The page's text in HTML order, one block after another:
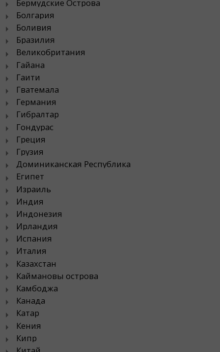
Бермудские Острова
Болгария
Боливия
Бразилия
Великобритания
Гайана
Гаити
Гватемала
Германия
Гибралтар
Гондурас
Греция
Грузия
Доминиканская Республика
Египет
Израиль
Индия
Индонезия
Ирландия
Испания
Италия
Казахстан
Каймановы острова
Камбоджа
Канада
Катар
Кения
Кипр